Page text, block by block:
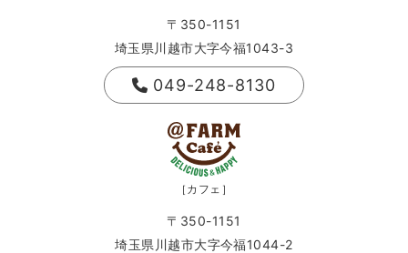
〒350-1151
埼玉県川越市大字今福1043-3
049-248-8130
［カフェ］
〒350-1151
埼玉県川越市大字今福1044-2